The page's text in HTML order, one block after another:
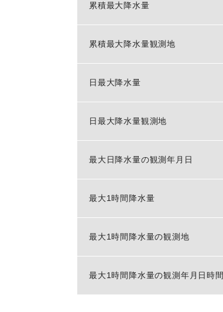
累積最大降水量
累積最大降水量観測地
日最大降水量
日最大降水量観測地
最大日降水量の観測年月日
最大1時間降水量
最大1時間降水量の観測地
最大1時間降水量の観測年月日時間